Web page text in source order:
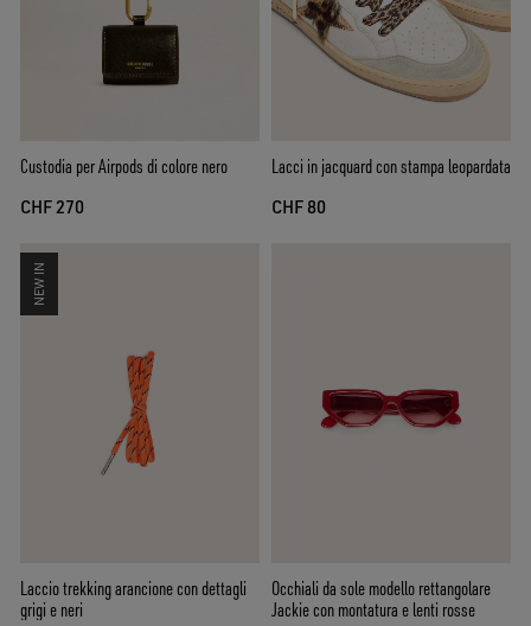
Custodia per Airpods di colore nero
CHF 270
Lacci in jacquard con stampa leopardata
CHF 80
NEW IN
Laccio trekking arancione con dettagli
grigi e neri
Occhiali da sole modello rettangolare
Jackie con montatura e lenti rosse